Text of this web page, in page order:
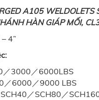
A105 WELDOLETS
HÀN GIÁP MỐI,
4”
／3000／6000LBS
／6000／9000 LBS
／SCH80／